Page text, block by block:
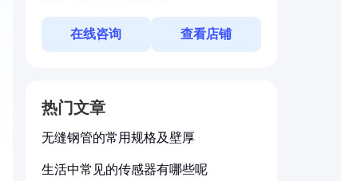
在线咨询 查看店铺
热门文章
无缝钢管的常用规格及壁厚
生活中常见的传感器有哪些呢